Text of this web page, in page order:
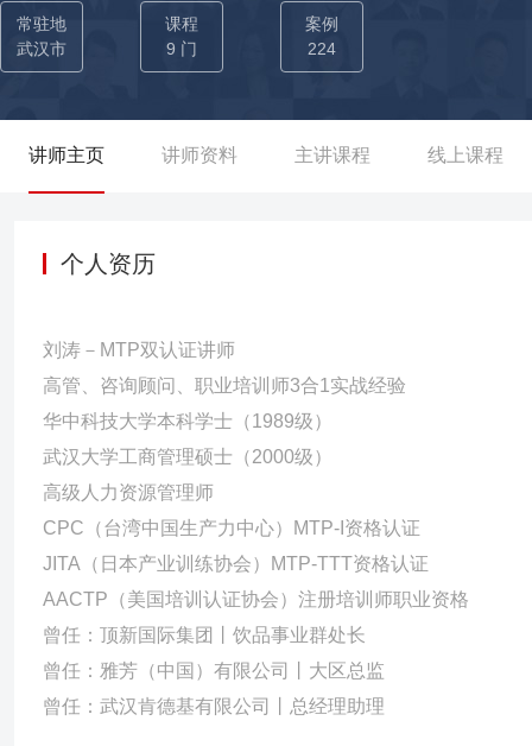
年，任职丽芳商贸有限公司总经理，令公司营收翻番过亿。 2012
00+家大型企业、50000+人次学员 ▲ 系统训练改进绩效，研发出
练，培训理念信奉“系统焕新价值、训练获得改变，行动改进绩效”
学员的内在力量，而有效的培训就如同开发蕴藏的宝藏。系统化
更让学员通过课堂训练掌握工具，以便回到岗位可以马上运用。
常驻地
武汉市
课程
9 门
案例
224
讲师主页 讲师资料 主讲课程 线上课程
个人资历
刘涛－MTP双认证讲师
高管、咨询顾问、职业培训师3合1实战经验
华中科技大学本科学士（1989级）
武汉大学工商管理硕士（2000级）
高级人力资源管理师
CPC（台湾中国生产力中心）MTP-I资格认证
JITA（日本产业训练协会）MTP-TTT资格认证
AACTP（美国培训认证协会）注册培训师职业资格
曾任：顶新国际集团丨饮品事业群处长
曾任：雅芳（中国）有限公司丨大区总监
曾任：武汉肯德基有限公司丨总经理助理